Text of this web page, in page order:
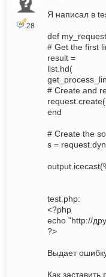
28
Я написал в
def
# Get the first
result =
list.hd(
# Create and
end
# Create the
s =
test.php:
<?php
echo "http://
?>
Выдает
Как